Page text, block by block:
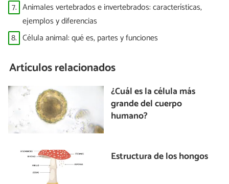
7. Animales vertebrados e invertebrados: características,
ejemplos y diferencias
8. Célula animal: qué es, partes y funciones
Artículos relacionados
¿Cuál es la célula más
grande del cuerpo
humano?
Estructura de los hongos